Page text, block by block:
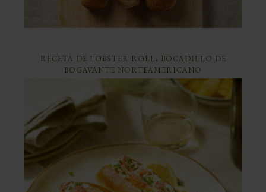
RECETA DE LOBSTER ROLL, BOCADILLO DE
BOGAVANTE NORTEAMERICANO